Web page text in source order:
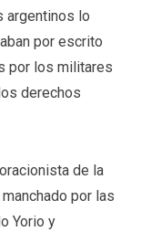
lo
por escrito
por los militares
derechos
de la
por las
Yorio y